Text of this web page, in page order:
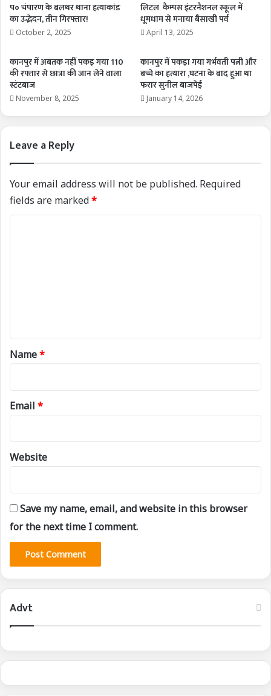
प० चंपारण के बलथर थाना हत्याकांड
का उद्भेदन, तीन गिरफ्तार!
October 2, 2025
लिटल कैम्पस इंटरनैशनल स्कूल में
धूमधाम से मनाया बैसाखी पर्व
April 13, 2025
कानपुर में अबतक नहीं पकड़ गया 110
की रफ्तार से छात्रा की जान लेने वाला
स्टंटबाज
November 8, 2025
कानपुर में पकड़ा गया गर्भवती पत्नी और
बच्चे का हत्यारा ,घटना के बाद हुआ था
फरार सुनील बाजपेई
January 14, 2026
Leave a Reply
Your email address will not be published. Required
fields are marked*
*
Name*
Email *
Website
Save my name, email, and website in this browser
for the next time I comment.
Advt